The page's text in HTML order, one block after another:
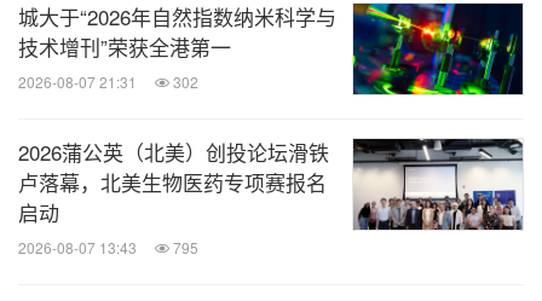
城大于“2026年自然指数纳米科学与
技术增刊”荣获全港第一
2026-08-07 21:31 302
2026蒲公英（北美）创投论坛滑铁
卢落幕，北美生物医药专项赛报名
启动
2026-08-07 13:43 795